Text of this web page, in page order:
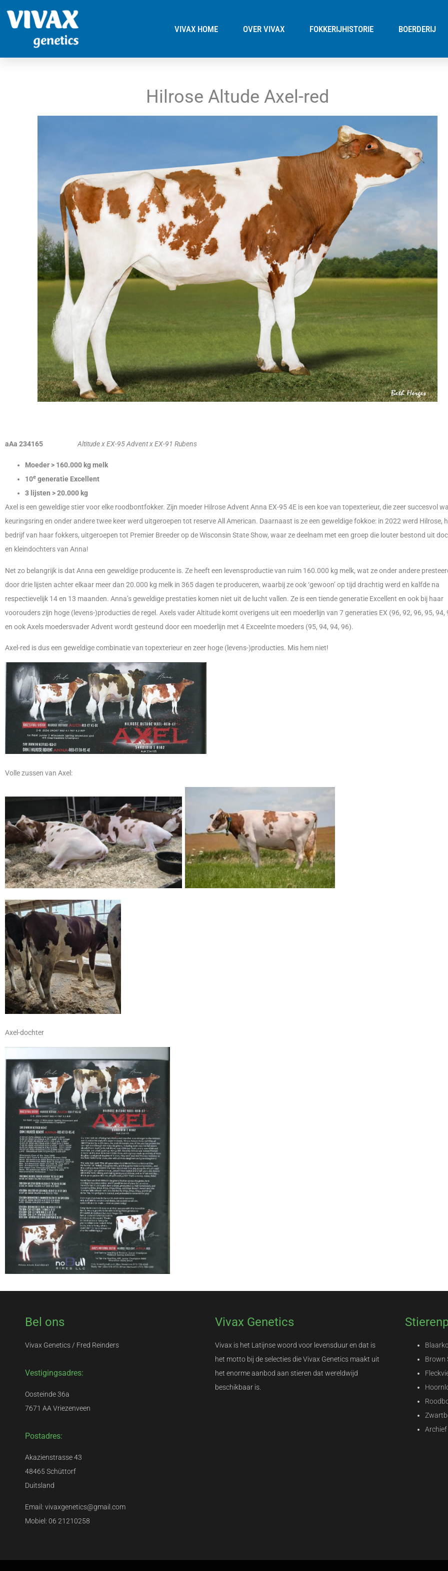
VIVAX HOME OVER VIVAX FOKKERIJHISTORIE BOERDERIJ
Hilrose Altude Axel-red
aAa 234165 Altitude x EX-95 Advent x EX-91 Rubens
Moeder > 160.000 kg melk
10e generatie Excellent
3 lijsten > 20.000 kg
Axel is een geweldige stier voor elke roodbontfokker. Zijn moeder Hilrose Advent Anna EX-95 4E is een koe van topexterieur, die zeer succesvol
keuringsring en onder andere twee keer werd uitgeroepen tot reserve All American. Daarnaast is ze een geweldige fokkoe: in 2022 werd Hilrose,
bedrijf van haar fokkers, uitgeroepen tot Premier Breeder op de Wisconsin State Show, waar ze deelnam met een groep die louter bestond uit
en kleindochters van Anna!
Net zo belangrijk is dat Anna een geweldige producente is. Ze heeft een levensproductie van ruim 160.000 kg melk, wat ze onder andere
door drie lijsten achter elkaar meer dan 20.000 kg melk in 365 dagen te produceren, waarbij ze ook ‘gewoon’ op tijd drachtig werd en kalfde na
respectievelijk 14 en 13 maanden. Anna’s geweldige prestaties komen niet uit de lucht vallen. Ze is een tiende generatie Excellent en ook bij haar
voorouders zijn hoge (levens-)producties de regel. Axels vader Altitude komt overigens uit een moederlijn van 7 generaties EX (96, 92, 96, 95, 94,
en ook Axels moedersvader Advent wordt gesteund door een moederlijn met 4 Exceelnte moeders (95, 94, 94, 96).
Axel-red is dus een geweldige combinatie van topexterieur en zeer hoge (levens-)producties. Mis hem niet!
Volle zussen van Axel:
Axel-dochter
Bel ons
Vivax Genetics / Fred Reinders
Vestigingsadres:
Oosteinde 36a
7671 AA Vriezenveen
Postadres:
Akazienstrasse 43
48465 Schüttorf
Duitsland
Email: vivaxgenetics@gmail.com
Mobiel: 06 21210258
Vivax Genetics
Vivax is het Latijnse woord voor levensduur en dat is
het motto bij de selecties die Vivax Genetics maakt uit
het enorme aanbod aan stieren dat wereldwijd
beschikbaar is.
Brown
Archief